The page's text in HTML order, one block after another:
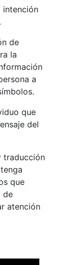
intención
de
la
a
que
del
traducción
que
de
atención